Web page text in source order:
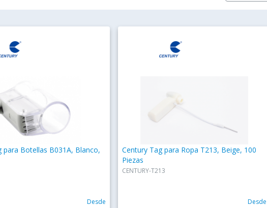
para Botellas B031A, Blanco,
Desde
Century Tag para Ropa T213, Beige, 100
Piezas
CENTURY-T213
Desde